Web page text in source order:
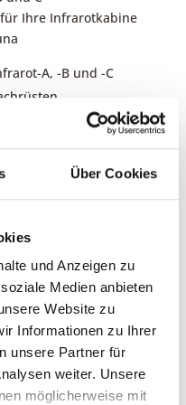
Über Cookies
und Anzeigen zu
Medien anbieten
Website zu
Informationen zu Ihrer
unsere Partner für
weiter. Unsere
möglicherweise mit
Ihre Infrarotkabine
A, -B und -C
Rotanteil
(in Verbindung mit
Rotlichtanteil
Vergleich: